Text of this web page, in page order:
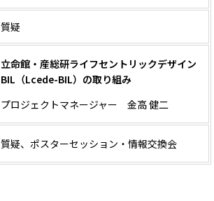
質疑
立命館・産総研ライフセントリックデザイン
BIL（Lcede-BIL）の取り組み
プロジェクトマネージャー 金高 健二
質疑、ポスターセッション・情報交換会